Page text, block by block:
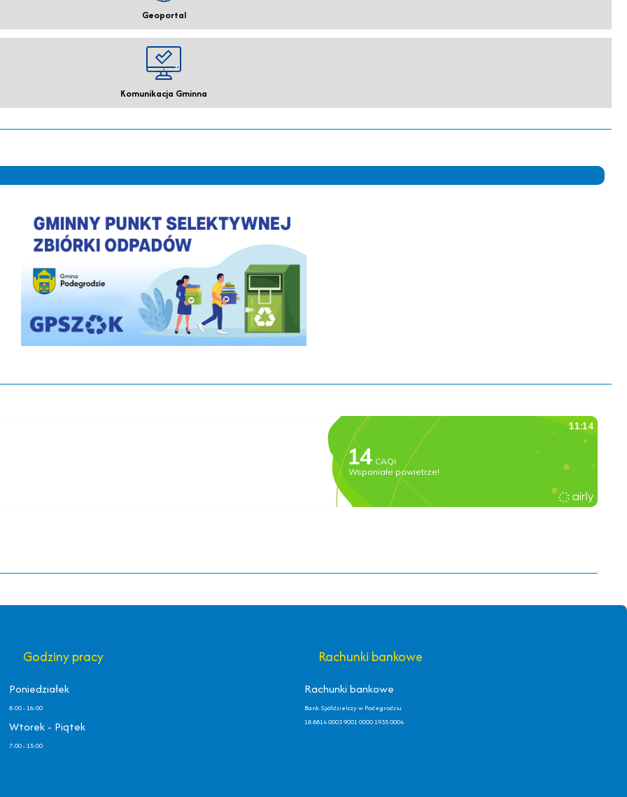
Geoportal
Komunikacja Gminna
PLACÓWKA WSPARCIA DZIENNEGO DLA DZIECI I MŁODZIEŻY
Godziny pracy
Poniedziałek
8:00 - 16:00
Wtorek - Piątek
7:00 - 15:00
Rachunki bankowe
Rachunki bankowe
Bank Spółdzielczy w Podegrodziu
18 8814 0003 9001 0000 1935 0004